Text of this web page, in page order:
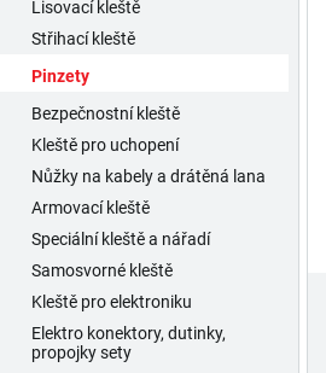
Lisovací kleště
Střihací kleště
Pinzety
Bezpečnostní kleště
Kleště pro uchopení
Nůžky na kabely a drátěná lana
Armovací kleště
Speciální kleště a nářadí
Samosvorné kleště
Kleště pro elektroniku
Elektro konektory, dutinky,
propojky sety